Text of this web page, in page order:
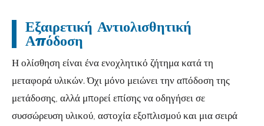
Εξαιρετική Αντιολισθητική
Απόδοση
Η ολίσθηση είναι ένα ενοχλητικό ζήτημα κατά τη
μεταφορά υλικών. Όχι μόνο μειώνει την απόδοση της
μετάδοσης, αλλά μπορεί επίσης να οδηγήσει σε
συσσώρευση υλικού, αστοχία εξοπλισμού και μια σειρά